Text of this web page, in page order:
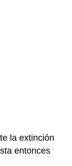
la extinción
entonces